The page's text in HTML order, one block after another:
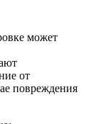
может
от
повреждения